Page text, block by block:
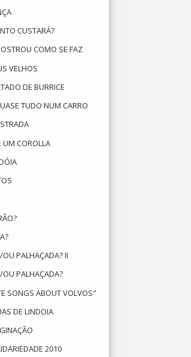
CUSTARÁ?
COMO SE FAZ
VELHOS
DE BURRICE
TUDO NUM CARRO
UM COROLLA
PALHAÇADA? II
OU PALHAÇADA?
SONGS ABOUT VOLVOS"
DE LINDOIA
2010